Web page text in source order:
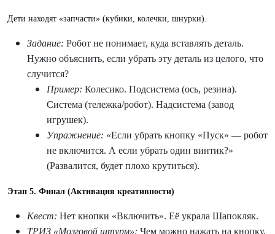
Дети находят «запчасти» (кубики, колечки, шнурки).
Задание: Робот не понимает, куда вставлять деталь.
Нужно объяснить, если убрать эту деталь из целого, что
случится?
Пример: Колесико. Подсистема (ось, резина).
Система (тележка/робот). Надсистема (завод
игрушек).
Упражнение: «Если убрать кнопку «Пуск» — робот
не включится. А если убрать один винтик?»
(Развалится, будет плохо крутиться).
Этап 5. Финал (Активация креативности)
Квест: Нет кнопки «Включить». Её украла Шапокляк.
ТРИЗ «Мозговой штурм»: Чем можно нажать на кнопку,